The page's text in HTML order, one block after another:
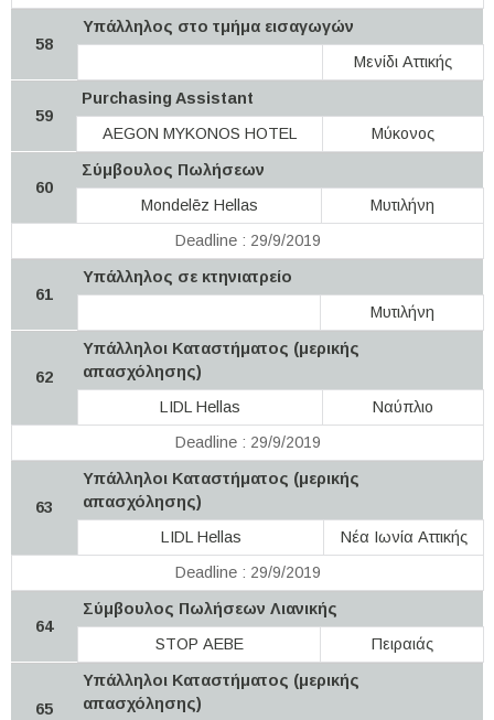
58
Υπάλληλος στο τμήμα εισαγωγών
Μενίδι Αττικής
59
Purchasing Assistant
AEGON MYKONOS HOTEL
Μύκονος
60
Σύμβουλος Πωλήσεων
Mondelēz Hellas
Μυτιλήνη
Deadline : 29/9/2019
61
Υπάλληλος σε κτηνιατρείο
Μυτιλήνη
62
Υπάλληλοι Καταστήματος (μερικής
απασχόλησης)
LIDL Hellas
Ναύπλιο
Deadline : 29/9/2019
63
Υπάλληλοι Καταστήματος (μερικής
απασχόλησης)
LIDL Hellas
Νέα Ιωνία Αττικής
Deadline : 29/9/2019
64
Σύμβουλος Πωλήσεων Λιανικής
STOP ΑΕΒΕ
Πειραιάς
65
Υπάλληλοι Καταστήματος (μερικής
απασχόλησης)